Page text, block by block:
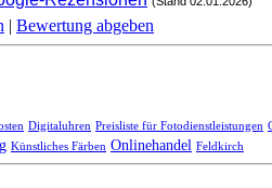
| Bewertung abgeben
Digitaluhren Preisliste für Fotodienstleistungen
Künstliches Färben Onlinehandel Feldkirch